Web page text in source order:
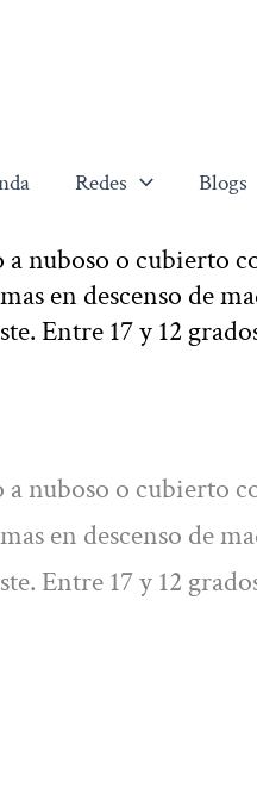
Redes Blogs
nuboso o cubierto
en descenso de
Entre 17 y 12
nuboso o cubierto
en descenso de
Entre 17 y 12